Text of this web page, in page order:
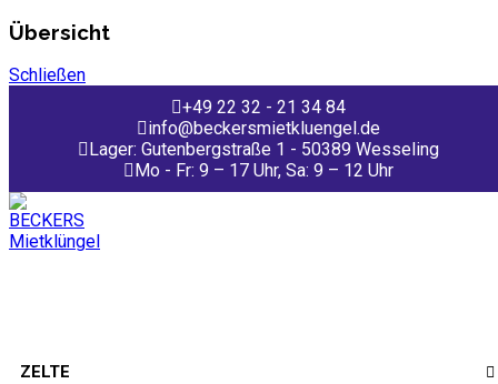
Übersicht
Schließen
+49 22 32 - 21 34 84
info@beckersmietkluengel.de
Lager: Gutenbergstraße 1 - 50389 Wesseling
Mo - Fr: 9 – 17 Uhr, Sa: 9 – 12 Uhr
ZELTE